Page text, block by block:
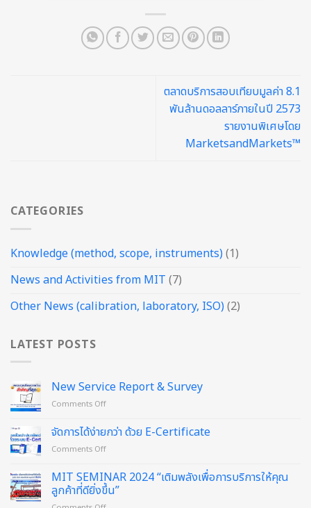
ตลาดบริการสอบเทียบมูลค่า 8.1
พันล้านดอลลาร์ภายในปี 2573
รายงานพิเศษโดย
MarketsandMarkets™
CATEGORIES
Knowledge (method, scope, instruments)(1)
News and Activities from MIT (7)
Other News (calibration, laboratory, ISO)(2)
LATEST POSTS
New Service Report & Survey
Comments Offon
Service
Report
&
จัดการได้ง่ายกว่า ด้วย E-Certificate
Comments Offon
ได้
ง่าย
กว่า
MIT SEMINAR 2024 “เติมพลังเพื่อการบริการให้คุณ
ลูกค้าที่ดียิ่งขึ้น”